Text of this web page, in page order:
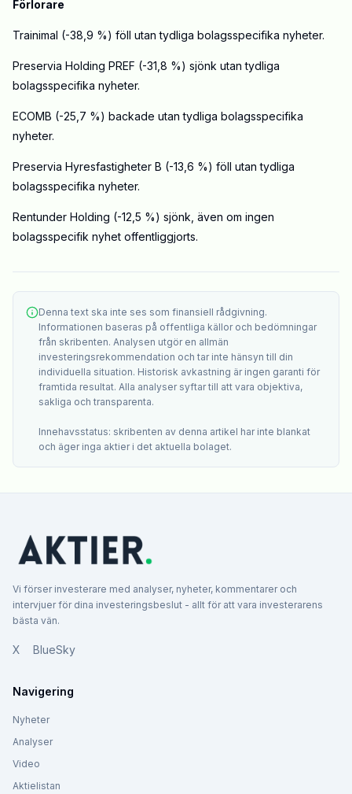
Förlorare
Trainimal (-38,9 %) föll utan tydliga bolagsspecifika nyheter.
Preservia Holding PREF (-31,8 %) sjönk utan tydliga
bolagsspecifika nyheter.
ECOMB (-25,7 %) backade utan tydliga bolagsspecifika
nyheter.
Preservia Hyresfastigheter B (-13,6 %) föll utan tydliga
bolagsspecifika nyheter.
Rentunder Holding (-12,5 %) sjönk, även om ingen
bolagsspecifik nyhet offentliggjorts.
Denna text ska inte ses som finansiell rådgivning.
Informationen baseras på offentliga källor och bedömningar
från skribenten. Analysen utgör en allmän
investeringsrekommendation och tar inte hänsyn till din
individuella situation. Historisk avkastning är ingen garanti för
framtida resultat. Alla analyser syftar till att vara objektiva,
sakliga och transparenta.
Innehavsstatus: skribenten av denna artikel har inte blankat
och äger inga aktier i det aktuella bolaget.
Vi förser investerare med analyser, nyheter, kommentarer och
intervjuer för dina investeringsbeslut - allt för att vara investerarens
bästa vän.
X BlueSky
Navigering
Nyheter
Analyser
Video
Aktielistan